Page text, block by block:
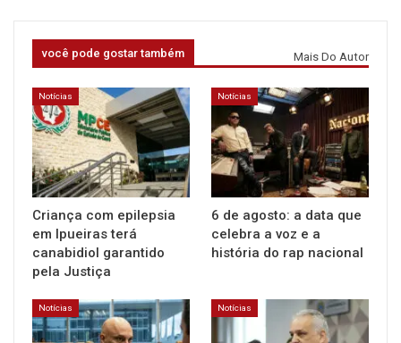
você pode gostar também Mais Do Autor
Notícias
Criança com epilepsia
em Ipueiras terá
canabidiol garantido
pela Justiça
Notícias
6 de agosto: a data que
celebra a voz e a
história do rap nacional
Notícias Notícias